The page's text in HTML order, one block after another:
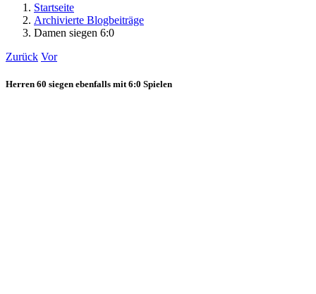
Startseite
Archivierte Blogbeiträge
Damen siegen 6:0
Zurück Vor
Herren 60 siegen ebenfalls mit 6:0 Spielen